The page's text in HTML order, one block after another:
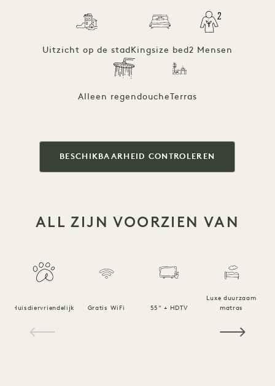
Uitzicht op de stadKingsize bed2 Mensen
Alleen regendouche Terras
BESCHIKBAARHEID CONTROLEREN
ALL ZIJN VOORZIEN VAN
Huisdiervriendelijk Gratis WiFi 55" + HDTV
Luxe duurzaam
matras